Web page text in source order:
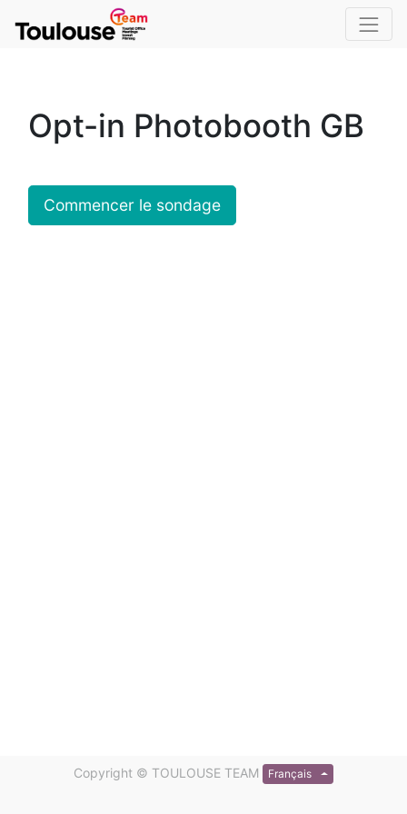
Opt-in Photobooth GB
Commencer le sondage
Copyright © TOULOUSE TEAM Français